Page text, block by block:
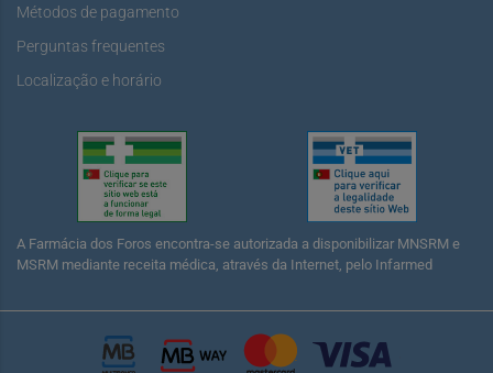
Métodos de pagamento
Perguntas frequentes
Localização e horário
A Farmácia dos Foros encontra-se autorizada a disponibilizar MNSRM e
MSRM mediante receita médica, através da Internet, pelo Infarmed